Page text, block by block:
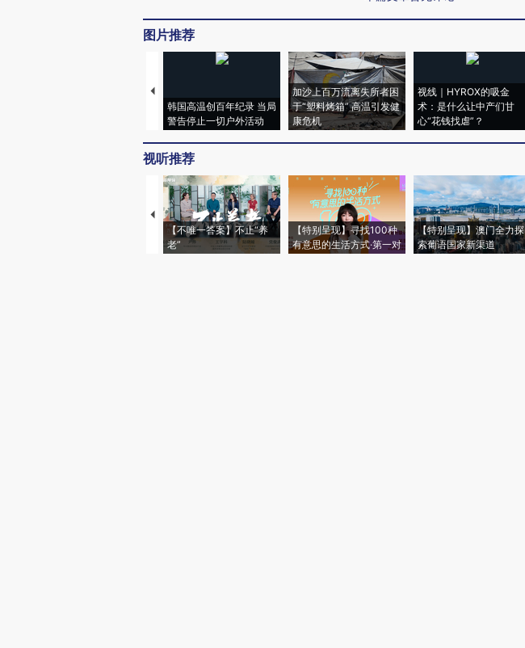
图片推荐
韩国高温创百年纪录 当局
警告停止一切户外活动
加沙上百万流离失所者困
于“塑料烤箱” 高温引发健
康危机
视线｜HYROX的吸金
术：是什么让中产们甘
心“花钱找虐”？
视听推荐
【不唯一答案】不止“养
老”
【特别呈现】寻找100种
有意思的生活方式·第一对
【特别呈现】澳门全力探
索葡语国家新渠道